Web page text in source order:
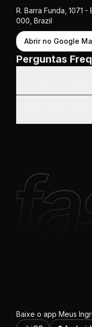
R. Barra Funda, 1071 -
000, Brazil
Abrir no Google
Perguntas
Baixe o app Meus